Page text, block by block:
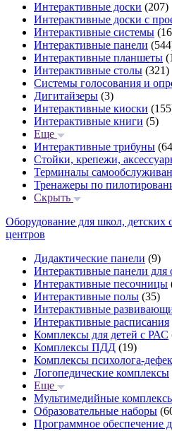
Интерактивные доски (207)
Интерактивные доски с
Интерактивные системы
Интерактивные панели
Интерактивные планшеты
Интерактивные столы (321)
Системы голосования и
Дигитайзеры (3)
Интерактивные киоски
Интерактивные книги (5)
Еще
Интерактивные трибуны
Стойки, крепежи,
Терминалы
Тренажеры по
Скрыть
Оборудование для школ, детских
центров
Дидактические панели (9)
Интерактивные панели для
Интерактивные песочницы
Интерактивные полы (35)
Интерактивные
Интерактивные расписания
Комплексы для детей с РАС
Комплексы ПДД (19)
Комплексы психолога-
Логопедические комплексы
Еще
Мультимедийные
Образовательные наборы
Программное обеспечение